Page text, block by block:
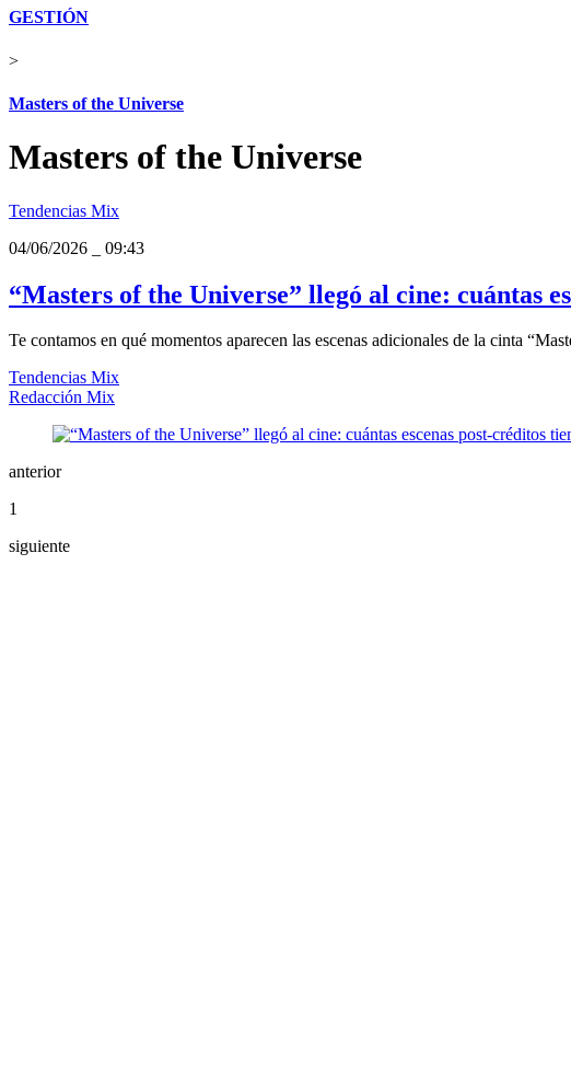
GESTIÓN
>
Masters of the Universe
Masters of the Universe
Tendencias Mix
04/06/2026
09:43
“Masters of the Universe” llegó al cine: cuántas
Te contamos en qué momentos aparecen las escenas adicionales de la cinta
Tendencias Mix
Redacción Mix
anterior
1
siguiente